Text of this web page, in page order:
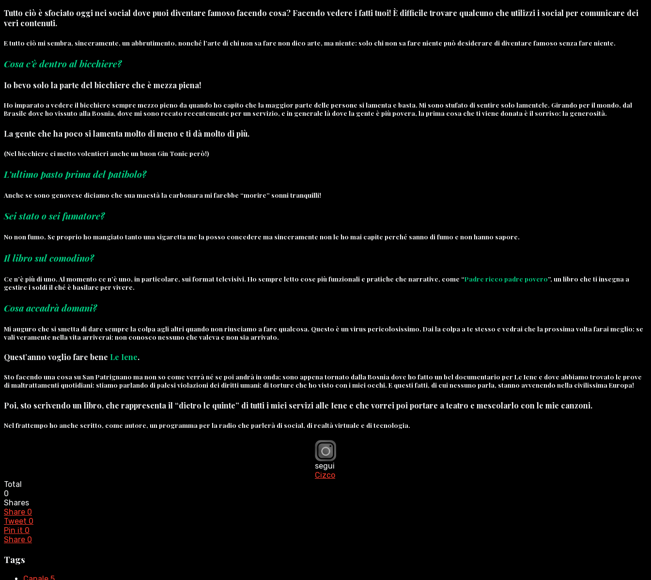
Tutto ciò è sfociato oggi nei social dove puoi diventare famoso facendo cosa? Facendo vedere i fatti tuoi! È difficile trovare qualcuno che utilizzi i social per comunicare dei
veri contenuti.
E tutto ciò mi sembra, sinceramente, un abbrutimento, nonché l’arte di chi non sa fare non dico arte, ma niente: solo chi non sa fare niente può desiderare di diventare famoso senza fare niente.
Cosa c’è dentro al bicchiere?
Io bevo solo la parte del bicchiere che è mezza piena!
Ho imparato a vedere il bicchiere sempre mezzo pieno da quando ho capito che la maggior parte delle persone si lamenta e basta. Mi sono stufato di sentire solo lamentele. Girando per il mondo, dal
Brasile dove ho vissuto alla Bosnia, dove mi sono recato recentemente per un servizio, e in generale là dove la gente è più povera, la prima cosa che ti viene donata è il sorriso: la generosità.
La gente che ha poco si lamenta molto di meno e ti dà molto di più.
(Nel bicchiere ci metto volentieri anche un buon Gin Tonic però!)
L’ultimo pasto prima del patibolo?
Anche se sono genovese diciamo che sua maestà la carbonara mi farebbe “morire” sonni tranquilli!
Sei stato o sei fumatore?
No non fumo. Se proprio ho mangiato tanto una sigaretta me la posso concedere ma sinceramente non le ho mai capite perché sanno di fumo e non hanno sapore.
Il libro sul comodino?
Ce n’è più di uno. Al momento ce n’è uno, in particolare, sui format televisivi. Ho sempre letto cose più funzionali e pratiche che narrative, come “Padre ricco padre povero”, un libro che ti insegna a
gestire i soldi il ché è basilare per vivere.
Cosa accadrà domani?
Mi auguro che si smetta di dare sempre la colpa agli altri quando non riusciamo a fare qualcosa. Questo è un virus pericolosissimo. Dai la colpa a te stesso e vedrai che la prossima volta farai meglio; se
vali veramente nella vita arriverai: non conosco nessuno che valeva e non sia arrivato.
Quest’anno voglio fare bene Le Iene.
Sto facendo una cosa su San Patrignano ma non so come verrà né se poi andrà in onda; sono appena tornato dalla Bosnia dove ho fatto un bel documentario per Le Iene e dove abbiamo trovato le prove
di maltrattamenti quotidiani: stiamo parlando di palesi violazioni dei diritti umani: di torture che ho visto con i miei occhi. E questi fatti, di cui nessuno parla, stanno avvenendo nella civilissima Europa!
Poi, sto scrivendo un libro, che rappresenta il “dietro le quinte” di tutti i miei servizi alle Iene e che vorrei poi portare a teatro e mescolarlo con le mie canzoni.
Nel frattempo ho anche scritto, come autore, un programma per la radio che parlerà di social, di realtà virtuale e di tecnologia.
segui
Cizco
Total
0
Shares
Share 0
Tweet 0
Pin it 0
Share 0
Tags